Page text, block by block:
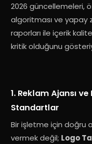
2026 güncellemeleri,
algoritması ve
raporları ile içerik
kritik olduğunu
1. Reklam Ajansı
Standartlar
Bir işletme için doğru
vermek değil; Logo